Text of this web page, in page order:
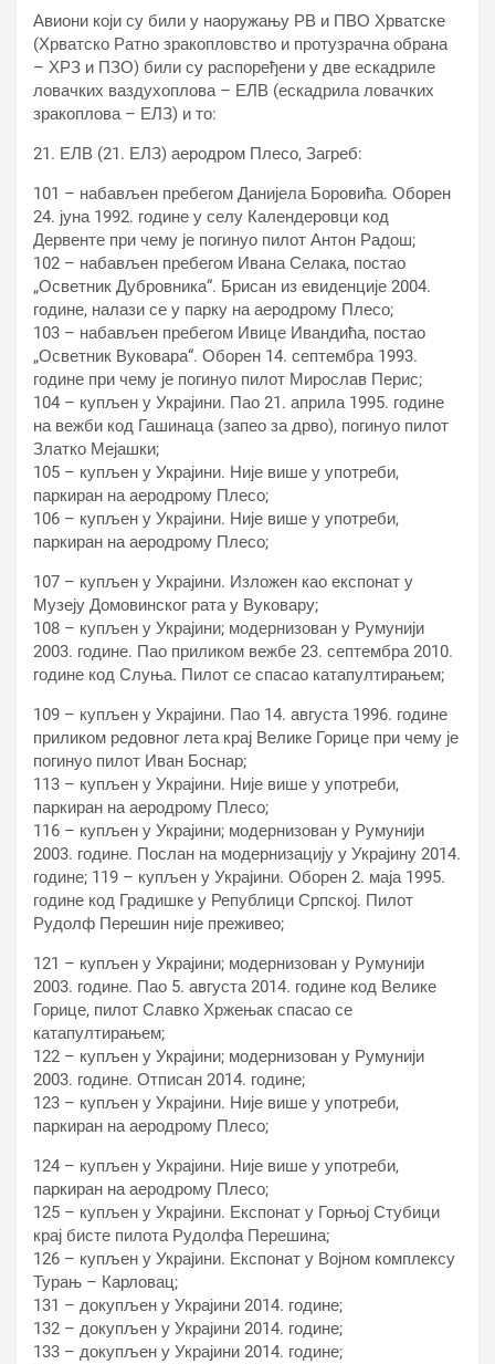
Авиони који су били у наоружању РВ и ПВО Хрватске
(Хрватско Ратно зракопловство и протузрачна обрана
– ХРЗ и ПЗО) били су распоређени у две ескадриле
ловачких ваздухоплова – ЕЛВ (ескадрила ловачких
зракоплова – ЕЛЗ) и то:
21. ЕЛВ (21. ЕЛЗ) аеродром Плесо, Загреб:
101 – набављен пребегом Данијела Боровића. Оборен
24. јуна 1992. године у селу Календеровци код
Дервенте при чему је погинуо пилот Антон Радош;
102 – набављен пребегом Ивана Селака, постао
„Осветник Дубровника“. Брисан из евиденције 2004.
године, налази се у парку на аеродрому Плесо;
103 – набављен пребегом Ивице Ивандића, постао
„Осветник Вуковара“. Оборен 14. септембра 1993.
године при чему је погинуо пилот Мирослав Перис;
104 – купљен у Украјини. Пао 21. априла 1995. године
на вежби код Гашинаца (запео за дрво), погинуо пилот
Златко Мејашки;
105 – купљен у Украјини. Није више у употреби,
паркиран на аеродрому Плесо;
106 – купљен у Украјини. Није више у употреби,
паркиран на аеродрому Плесо;
107 – купљен у Украјини. Изложен као експонат у
Музеју Домовинског рата у Вуковару;
108 – купљен у Украјини; модернизован у Румунији
2003. године. Пао приликом вежбе 23. септембра 2010.
године код Слуња. Пилот се спасао катапултирањем;
109 – купљен у Украјини. Пао 14. августа 1996. године
приликом редовног лета крај Велике Горице при чему је
погинуо пилот Иван Боснар;
113 – купљен у Украјини. Није више у употреби,
паркиран на аеродрому Плесо;
116 – купљен у Украјини; модернизован у Румунији
2003. године. Послан на модернизацију у Украјину 2014.
године; 119 – купљен у Украјини. Оборен 2. маја 1995.
године код Градишке у Републици Српској. Пилот
Рудолф Перешин није преживео;
121 – купљен у Украјини; модернизован у Румунији
2003. године. Пао 5. августа 2014. године код Велике
Горице, пилот Славко Хржењак спасао се
катапултирањем;
122 – купљен у Украјини; модернизован у Румунији
2003. године. Отписан 2014. године;
123 – купљен у Украјини. Није више у употреби,
паркиран на аеродрому Плесо;
124 – купљен у Украјини. Није више у употреби,
паркиран на аеродрому Плесо;
125 – купљен у Украјини. Експонат у Горњој Стубици
крај бисте пилота Рудолфа Перешина;
126 – купљен у Украјини. Експонат у Војном комплексу
Турањ – Карловац;
131 – докупљен у Украјини 2014. године;
132 – докупљен у Украјини 2014. године;
133 – докупљен у Украјини 2014. године;